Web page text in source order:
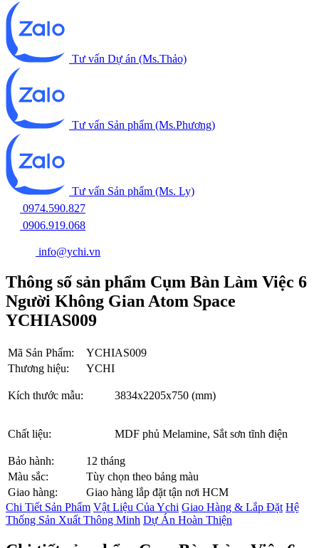
Tư vấn Dự án (Ms.Thảo)
Tư vấn Sản phẩm (Ms.Phương)
Tư vấn Sản phẩm (Ms. Ly)
0974.590.827
0906.919.068
info@ychi.vn
Thông số sản phẩm Cụm Bàn Làm Việc 6
Người Không Gian Atom Space
YCHIAS009
Mã Sản Phẩm:
YCHIAS009
Thương hiệu:
YCHI
Kích thước mẫu: 3834x2205x750 (mm)
Chất liệu: MDF phủ Melamine, Sắt sơn tĩnh điện
Bảo hành:
12 tháng
Màu sắc:
Tùy chọn theo bảng màu
Giao hàng:
Giao hàng lắp đặt tận nơi HCM
Chi Tiết Sản Phẩm Vật Liệu Của Ychi Giao Hàng & Lắp Đặt Hệ
Thống Sản Xuất Thông Minh Dự Án Hoàn Thiện